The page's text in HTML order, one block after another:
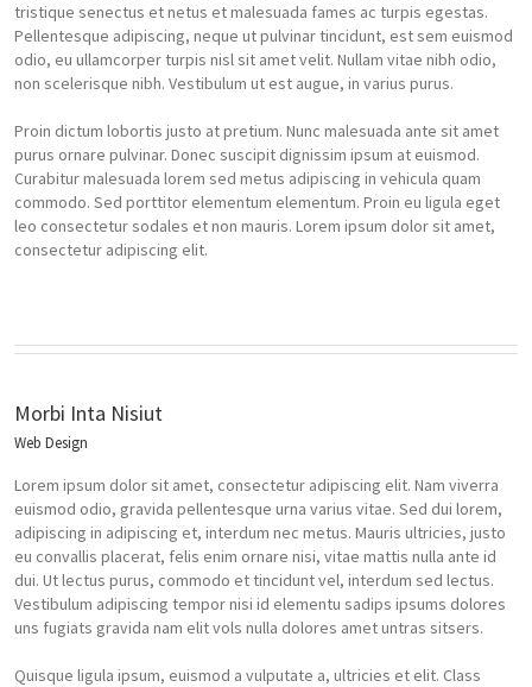
tristique senectus et netus et malesuada fames ac turpis egestas.
Pellentesque adipiscing, neque ut pulvinar tincidunt, est sem euismod
odio, eu ullamcorper turpis nisl sit amet velit. Nullam vitae nibh odio,
non scelerisque nibh. Vestibulum ut est augue, in varius purus.
Proin dictum lobortis justo at pretium. Nunc malesuada ante sit amet
purus ornare pulvinar. Donec suscipit dignissim ipsum at euismod.
Curabitur malesuada lorem sed metus adipiscing in vehicula quam
commodo. Sed porttitor elementum elementum. Proin eu ligula eget
leo consectetur sodales et non mauris. Lorem ipsum dolor sit amet,
consectetur adipiscing elit.
Morbi Inta Nisiut
Web Design
Lorem ipsum dolor sit amet, consectetur adipiscing elit. Nam viverra
euismod odio, gravida pellentesque urna varius vitae. Sed dui lorem,
adipiscing in adipiscing et, interdum nec metus. Mauris ultricies, justo
eu convallis placerat, felis enim ornare nisi, vitae mattis nulla ante id
dui. Ut lectus purus, commodo et tincidunt vel, interdum sed lectus.
Vestibulum adipiscing tempor nisi id elementu sadips ipsums dolores
uns fugiats gravida nam elit vols nulla dolores amet untras sitsers.
Quisque ligula ipsum, euismod a vulputate a, ultricies et elit. Class